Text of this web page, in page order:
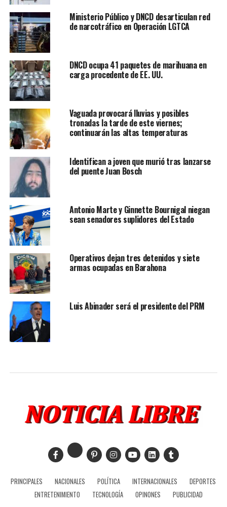
Ministerio Público y DNCD desarticulan red
de narcotráfico en Operación LGTCA
DNCD ocupa 41 paquetes de marihuana en
carga procedente de EE. UU.
Vaguada provocará lluvias y posibles
tronadas la tarde de este viernes;
continuarán las altas temperaturas
Identifican a joven que murió tras lanzarse
del puente Juan Bosch
Antonio Marte y Ginnette Bournigal niegan
sean senadores suplidores del Estado
Operativos dejan tres detenidos y siete
armas ocupadas en Barahona
Luis Abinader será el presidente del PRM
PRINCIPALES NACIONALES POLÍTICA INTERNACIONALES
DEPORTES
ENTRETENIMIENTO
TECNOLOGÍA OPINONES PUBLICIDAD